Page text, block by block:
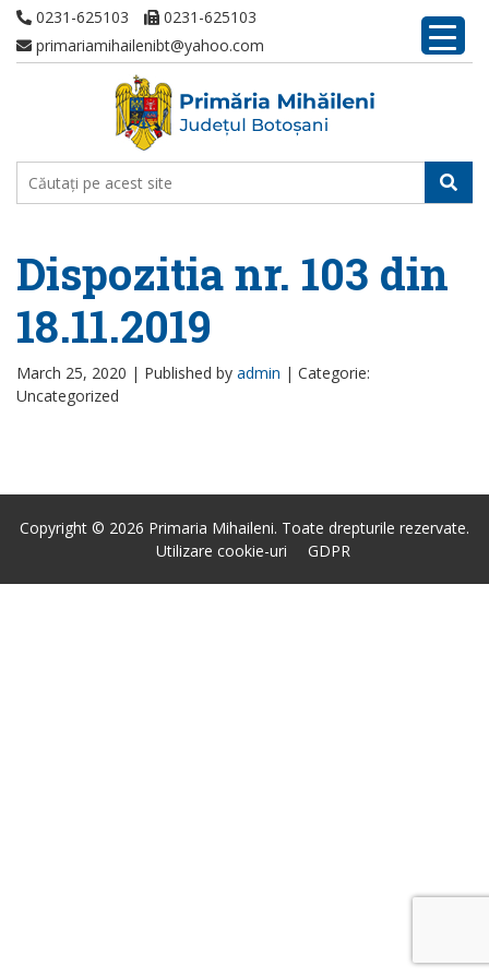
0231-625103
0231-625103
primariamihailenibt@yahoo.com
Dispozitia nr. 103 din
18.11.2019
March 25, 2020 | Published by admin | Categorie:
Uncategorized
Copyright © 2026 Primaria Mihaileni. Toate drepturile rezervate.
Utilizare cookie-uri
GDPR